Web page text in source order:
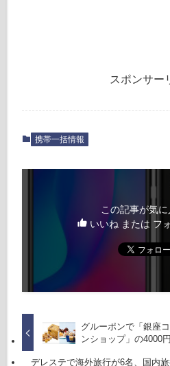
スポンサー
携帯一括情報
この記事が気
いいね または フ
グルーポンで「銀座
ンショップ」の4000
デレステで海外旅行が6名、国内旅